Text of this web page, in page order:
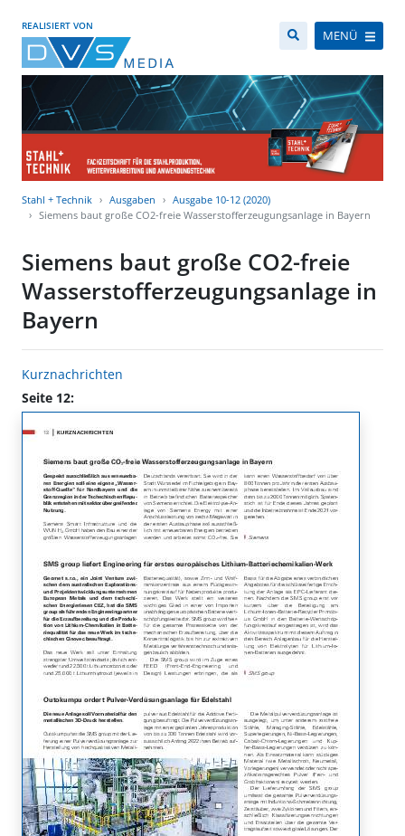
REALISIERT VON
MENÜ
Stahl + Technik Ausgaben
Ausgabe 10-12 (2020)
Siemens baut große CO2-freie Wasserstofferzeugungsanlage in Bayern
Siemens baut große CO2-freie
Wasserstofferzeugungsanlage in
Bayern
Kurznachrichten
Seite 12: